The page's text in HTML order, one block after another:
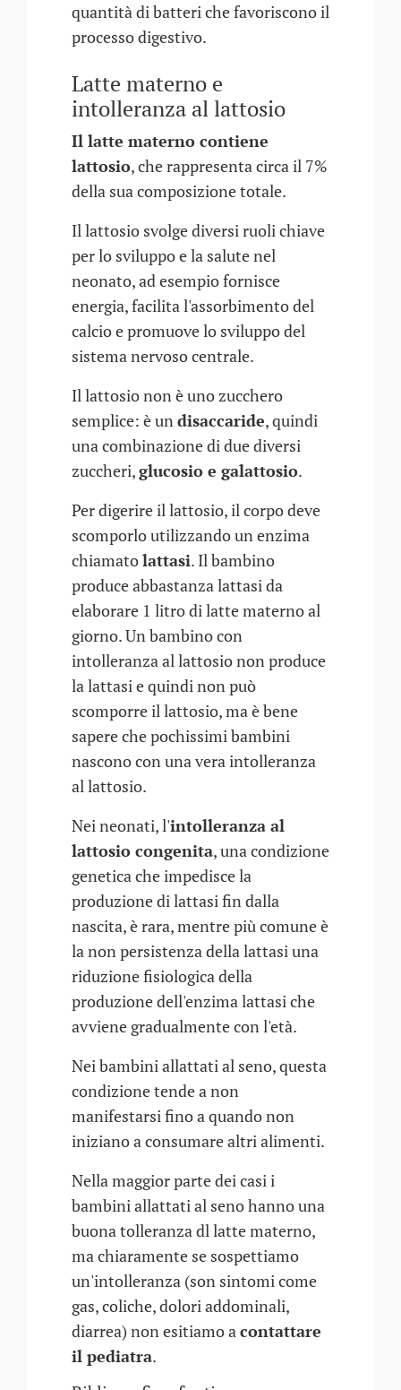
quantità di batteri che favoriscono il
processo digestivo.
Latte materno e
intolleranza al lattosio
Il latte materno contiene
lattosio, che rappresenta circa il 7%
della sua composizione totale.
Il lattosio svolge diversi ruoli chiave
per lo sviluppo e la salute nel
neonato, ad esempio fornisce
energia, facilita l'assorbimento del
calcio e promuove lo sviluppo del
sistema nervoso centrale.
Il lattosio non è uno zucchero
semplice: è undisaccaride, quindi
una combinazione di due diversi
zuccheri,glucosio e galattosio.
Per digerire il lattosio, il corpo deve
scomporlo utilizzando un enzima
chiamatolattasi. Il bambino
produce abbastanza lattasi da
elaborare 1 litro di latte materno al
giorno. Un bambino con
intolleranza al lattosio non produce
la lattasi e quindi non può
scomporre il lattosio, ma è bene
sapere che pochissimi bambini
nascono con una vera intolleranza
al lattosio.
Nei neonati, l'intolleranza al
lattosio congenita, una condizione
genetica che impedisce la
produzione di lattasi fin dalla
nascita, è rara, mentre più comune è
la non persistenza della lattasi una
riduzione fisiologica della
produzione dell'enzima lattasi che
avviene gradualmente con l'età.
Nei bambini allattati al seno, questa
condizione tende a non
manifestarsi fino a quando non
iniziano a consumare altri alimenti.
Nella maggior parte dei casi i
bambini allattati al seno hanno una
buona tolleranza dl latte materno,
ma chiaramente se sospettiamo
un'intolleranza (son sintomi come
gas, coliche, dolori addominali,
diarrea) non esitiamo acontattare
il pediatra.